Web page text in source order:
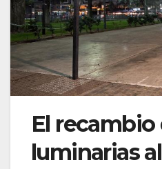
El recambio
luminarias